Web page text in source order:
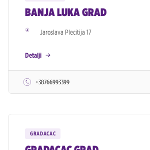
BANJA LUKA GRAD
Jaroslava Plecitija 17
Detalji
+38766993399
GRADACAC